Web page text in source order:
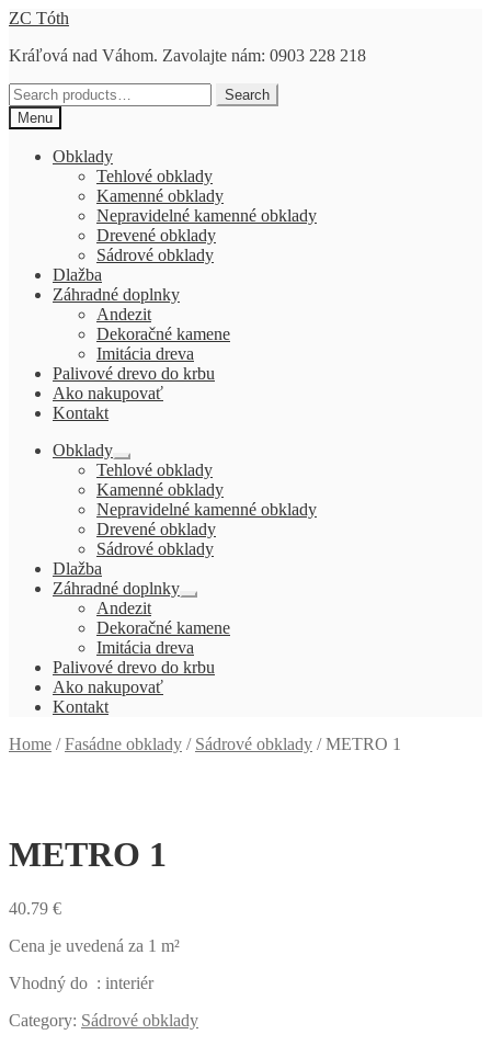
Preskočiť
navigáciu
Preskočiť
obsah
ZC Tóth
Kráľová nad Váhom. Zavolajte nám: 0903 228 218
Search
for:
Search
Menu
Obklady
Tehlové obklady
Kamenné obklady
Nepravidelné kamenné obklady
Drevené obklady
Sádrové obklady
Dlažba
Záhradné doplnky
Andezit
Dekoračné kamene
Imitácia dreva
Palivové drevo do krbu
Ako nakupovať
Kontakt
Obklady
Rozbaliť
podradené
menu
Tehlové obklady
Kamenné obklady
Nepravidelné kamenné obklady
Drevené obklady
Sádrové obklady
Dlažba
Záhradné doplnky
Rozbaliť
menu
Andezit
Dekoračné kamene
Imitácia dreva
Palivové drevo do krbu
Ako nakupovať
Kontakt
Home /Fasádne obklady / Sádrové obklady /METRO 1
METRO 1
40.79 €
Cena je uvedená za 1 m²
Vhodný do : interiér
Category: Sádrové obklady